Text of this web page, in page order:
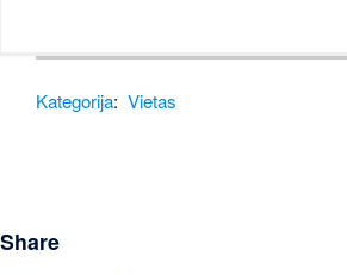
Kategorija: Vietas
Share